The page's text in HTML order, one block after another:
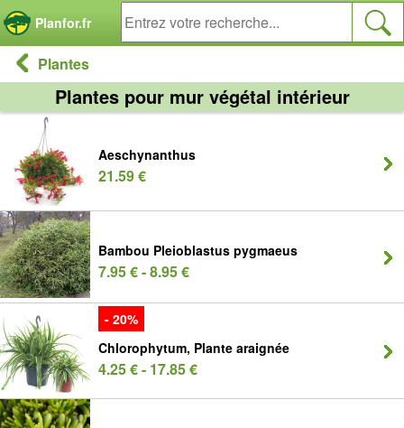
Planfor.fr
Plantes
Plantes pour mur végétal intérieur
Aeschynanthus
21.59 €
Bambou Pleioblastus pygmaeus
7.95 € - 8.95 €
- 20%
Chlorophytum, Plante araignée
4.25 € - 17.85 €
Panneau de gestion des cookies